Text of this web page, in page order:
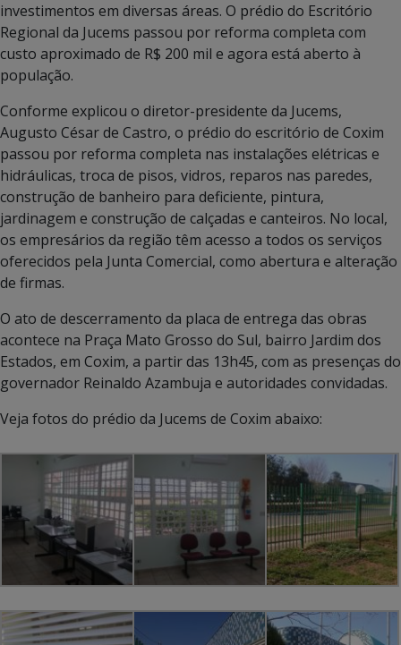
investimentos em diversas áreas. O prédio do Escritório
Regional da Jucems passou por reforma completa com
custo aproximado de R$ 200 mil e agora está aberto à
população.
Conforme explicou o diretor-presidente da Jucems,
Augusto César de Castro, o prédio do escritório de Coxim
passou por reforma completa nas instalações elétricas e
hidráulicas, troca de pisos, vidros, reparos nas paredes,
construção de banheiro para deficiente, pintura,
jardinagem e construção de calçadas e canteiros. No local,
os empresários da região têm acesso a todos os serviços
oferecidos pela Junta Comercial, como abertura e alteração
de firmas.
O ato de descerramento da placa de entrega das obras
acontece na Praça Mato Grosso do Sul, bairro Jardim dos
Estados, em Coxim, a partir das 13h45, com as presenças do
governador Reinaldo Azambuja e autoridades convidadas.
Veja fotos do prédio da Jucems de Coxim abaixo: